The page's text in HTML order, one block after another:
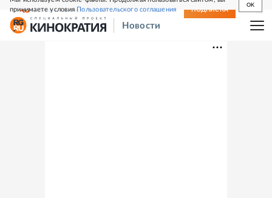
принимаете условияПользовательского соглашения
OK
СВЕЖИЙ НОМЕР ПОДПИСКА
Новости